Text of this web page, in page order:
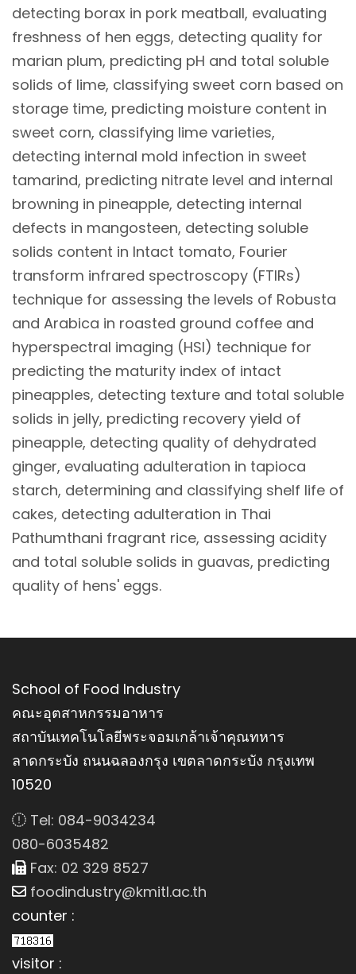
detecting borax in pork meatball, evaluating
freshness of hen eggs, detecting quality for
marian plum, predicting pH and total soluble
solids of lime, classifying sweet corn based on
storage time, predicting moisture content in
sweet corn, classifying lime varieties,
detecting internal mold infection in sweet
tamarind, predicting nitrate level and internal
browning in pineapple, detecting internal
defects in mangosteen, detecting soluble
solids content in Intact tomato, Fourier
transform infrared spectroscopy (FTIRs)
technique for assessing the levels of Robusta
and Arabica in roasted ground coffee and
hyperspectral imaging (HSI) technique for
predicting the maturity index of intact
pineapples, detecting texture and total soluble
solids in jelly, predicting recovery yield of
pineapple, detecting quality of dehydrated
ginger, evaluating adulteration in tapioca
starch, determining and classifying shelf life of
cakes, detecting adulteration in Thai
Pathumthani fragrant rice, assessing acidity
and total soluble solids in guavas, predicting
quality of hens' eggs.
School of Food Industry
คณะอุตสาหกรรมอาหาร
สถาบันเทคโนโลยีพระจอมเกล้าเจ้าคุณทหาร
ลาดกระบัง ถนนฉลองกรุง เขตลาดกระบัง กรุงเทพ
10520
Tel: 084-9034234
080-6035482
Fax: 02 329 8527
foodindustry@kmitl.ac.th
counter :
visitor :